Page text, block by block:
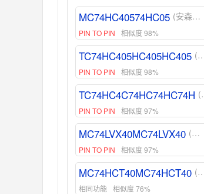
MC74HC40574HC05 (安森美-ON)
PIN TO PIN 相似度 98%
TC74HC405HC405HC405 (东芝-Toshiba)
PIN TO PIN 相似度 98%
TC74HC4C74HC74HC74H (东芝-Toshiba)
PIN TO PIN 相似度 97%
MC74LVX40MC74LVX40 (安森美-ON)
PIN TO PIN 相似度 97%
MC74HCT40MC74HCT40 (安森美-ON)
相同功能 相似度 76%